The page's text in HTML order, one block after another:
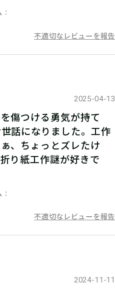
不適切なレビューを報告
2025-04-13
傷つける勇気が持て
話になりました。工作
、ちょっとズレたけ
り紙工作謎が好きで
不適切なレビューを報告
2024-11-11